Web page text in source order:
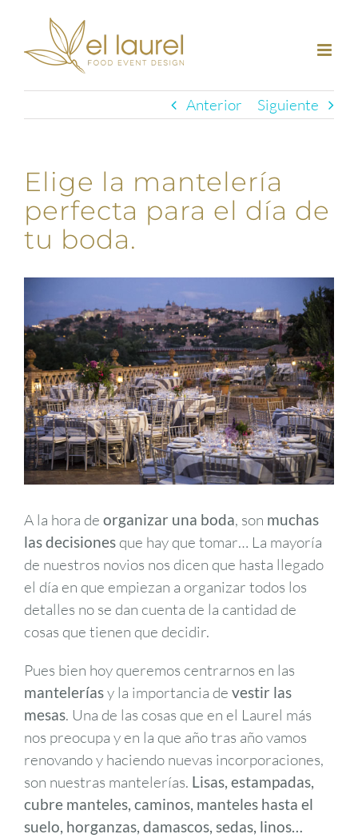
contenido
Anterior Siguiente
Elige la mantelería
perfecta para el día de
tu boda.
A la hora de organizar una boda, son muchas
las decisionesque hay que tomar… La mayoría
de nuestros novios nos dicen que hasta llegado
el día en que empiezan a organizar todos los
detalles no se dan cuenta de la cantidad de
cosas que tienen que decidir.
Pues bien hoy queremos centrarnos en las
manteleríasy la importancia de vestir las
mesas. Una de las cosas que en el Laurel más
nos preocupa y en la que año tras año vamos
renovando y haciendo nuevas incorporaciones,
son nuestras mantelerías. Lisas, estampadas,
cubre manteles, caminos, manteles hasta el
suelo, horganzas, damascos, sedas, linos…